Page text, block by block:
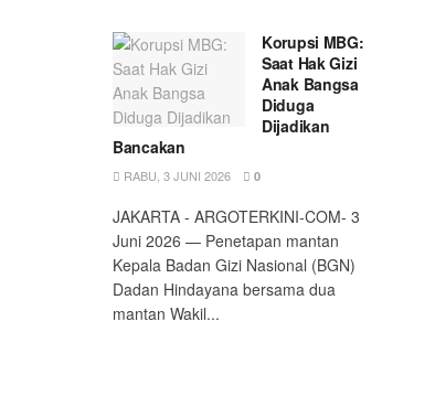
Korupsi MBG:
Saat Hak Gizi
Anak Bangsa
Diduga
Dijadikan
Bancakan
RABU, 3 JUNI 2026 0
JAKARTA - ARGOTERKINI-COM- 3
Juni 2026 — Penetapan mantan
Kepala Badan Gizi Nasional (BGN)
Dadan Hindayana bersama dua
mantan Wakil...